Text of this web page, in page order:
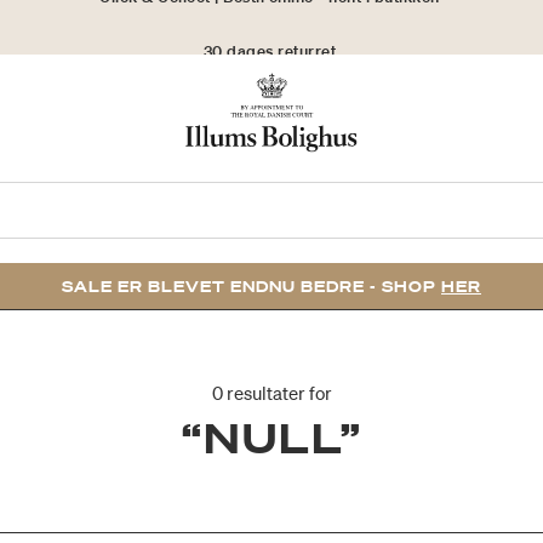
SALE ER BLEVET ENDNU BEDRE - SHOP HER
0 resultater for
“NULL”